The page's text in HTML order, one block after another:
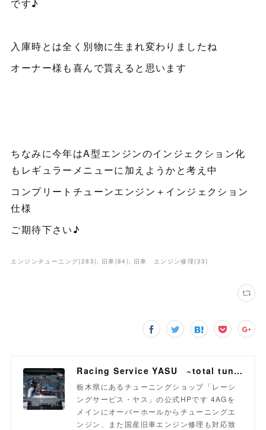
です♪
入庫時とは全く別物に生まれ変わりましたね
オーナー様も喜んで貰えると思います
ちなみに今年はA型エンジンのインジェクション化
もレギュラーメニューに加えようかと考え中
コンプリートチューンエンジン＋インジェクション
仕様
ご期待下さい♪
エンジンチューニング(283) 旧車 (84 ) 旧車 エンジン修理(33)
Racing Service YASU ~total tuning proshop~
栃木県にあるチューニングショップ「レーシ
ングサービス・ヤス」の公式HPです 4AGを
メインにオーバーホールからチューニングエ
ンジン、また国産旧車エンジン修理も対応致